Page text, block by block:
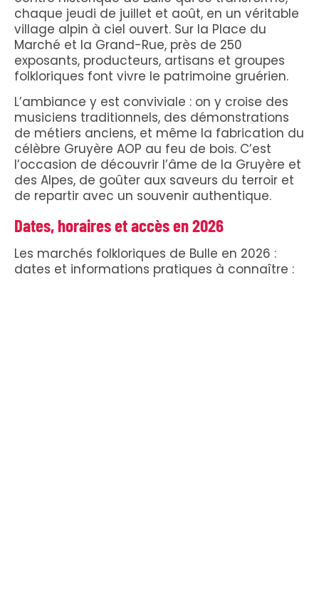
chaque jeudi de juillet et août, en un véritable
village alpin à ciel ouvert. Sur la Place du
Marché et la Grand-Rue, près de 250
exposants, producteurs, artisans et groupes
folkloriques font vivre le patrimoine gruérien.
L’ambiance y est conviviale : on y croise des
musiciens traditionnels, des démonstrations
de métiers anciens, et même la fabrication du
célèbre Gruyère AOP au feu de bois. C’est
l’occasion de découvrir l’âme de la Gruyère et
des Alpes, de goûter aux saveurs du terroir et
de repartir avec un souvenir authentique.
Dates, horaires et accès en 2026
Les marchés folkloriques de Bulle en 2026 :
dates et informations pratiques à connaître :